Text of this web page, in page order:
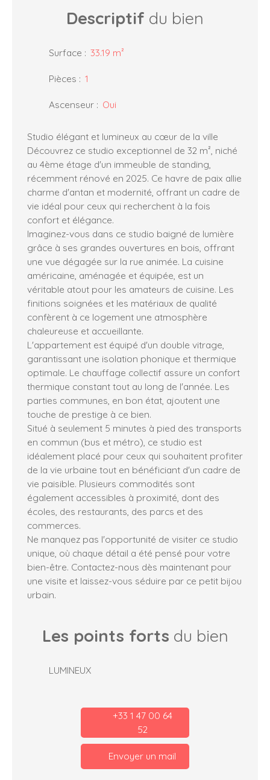
Descriptif du bien
Surface : 33.19 m²
Pièces : 1
Ascenseur : Oui
Studio élégant et lumineux au cœur de la ville
Découvrez ce studio exceptionnel de 32 m², niché
au 4ème étage d'un immeuble de standing,
récemment rénové en 2025. Ce havre de paix allie
charme d'antan et modernité, offrant un cadre de
vie idéal pour ceux qui recherchent à la fois
confort et élégance.
Imaginez-vous dans ce studio baigné de lumière
grâce à ses grandes ouvertures en bois, offrant
une vue dégagée sur la rue animée. La cuisine
américaine, aménagée et équipée, est un
véritable atout pour les amateurs de cuisine. Les
finitions soignées et les matériaux de qualité
confèrent à ce logement une atmosphère
chaleureuse et accueillante.
L'appartement est équipé d'un double vitrage,
garantissant une isolation phonique et thermique
optimale. Le chauffage collectif assure un confort
thermique constant tout au long de l'année. Les
parties communes, en bon état, ajoutent une
touche de prestige à ce bien.
Situé à seulement 5 minutes à pied des transports
en commun (bus et métro), ce studio est
idéalement placé pour ceux qui souhaitent profiter
de la vie urbaine tout en bénéficiant d'un cadre de
vie paisible. Plusieurs commodités sont
également accessibles à proximité, dont des
écoles, des restaurants, des parcs et des
commerces.
Ne manquez pas l'opportunité de visiter ce studio
unique, où chaque détail a été pensé pour votre
bien-être. Contactez-nous dès maintenant pour
une visite et laissez-vous séduire par ce petit bijou
urbain.
Les points forts du bien
LUMINEUX
+33 1 47 00 64
52
Envoyer un mail